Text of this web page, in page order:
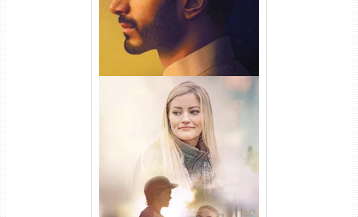
Uma Amizade para Recordar
Torrent (2025) WEB-DL 1080p
Dual Áudio